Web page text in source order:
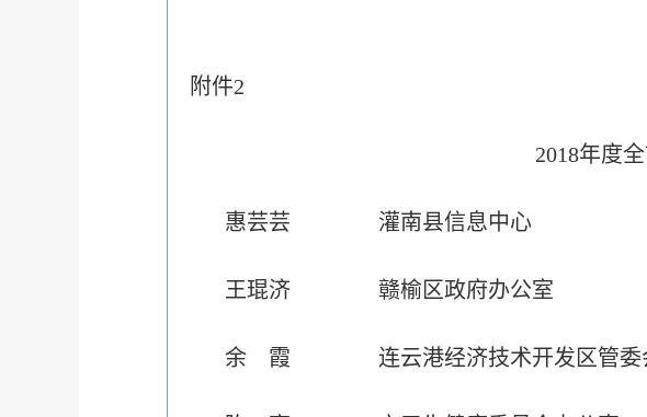
附件2
2018年度
惠芸芸 灌南县信息中心
王琨济 赣榆区政府办公室
余 霞 连云港经济技术开发区管委